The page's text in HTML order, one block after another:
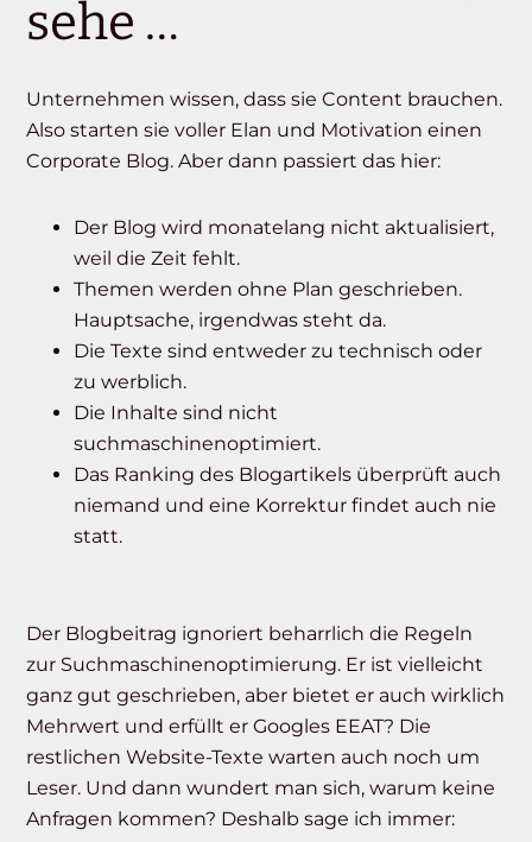
sehe …
Unternehmen wissen, dass sie Content brauchen.
Also starten sie voller Elan und Motivation einen
Corporate Blog. Aber dann passiert das hier:
Der Blog wird monatelang nicht aktualisiert,
weil die Zeit fehlt.
Themen werden ohne Plan geschrieben.
Hauptsache, irgendwas steht da.
Die Texte sind entweder zu technisch oder
zu werblich.
Die Inhalte sind nicht
suchmaschinenoptimiert.
Das Ranking des Blogartikels überprüft auch
niemand und eine Korrektur findet auch nie
statt.
Der Blogbeitrag ignoriert beharrlich die Regeln
zur Suchmaschinenoptimierung. Er ist vielleicht
ganz gut geschrieben, aber bietet er auch wirklich
Mehrwert und erfüllt er Googles EEAT? Die
restlichen Website-Texte warten auch noch um
Leser. Und dann wundert man sich, warum keine
Anfragen kommen? Deshalb sage ich immer: